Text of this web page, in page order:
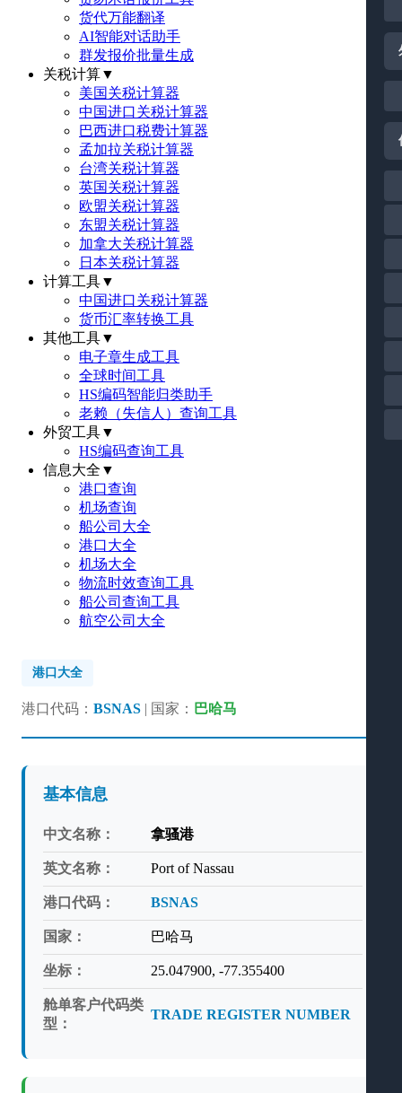
货代万能翻译
AI智能对话助手
群发报价批量生成
关税计算▼
美国关税计算器
中国进口关税计算器
巴西进口税费计算器
孟加拉关税计算器
台湾关税计算器
英国关税计算器
欧盟关税计算器
东盟关税计算器
加拿大关税计算器
日本关税计算器
计算工具▼
中国进口关税计算器
货币汇率转换工具
其他工具▼
电子章生成工具
全球时间工具
HS编码智能归类助手
老赖（失信人）查询工具
外贸工具▼
HS编码查询工具
信息大全 ▼
港口查询
机场查询
船公司大全
港口大全
机场大全
物流时效查询工具
船公司查询工具
航空公司大全
港口大全
港口代码： BSNAS | 国家： 巴哈马
基本信息
中文名称： 拿骚港
英文名称： Port of Nassau
港口代码： BSNAS
国家： 巴哈马
坐标： 25.047900, -77.355400
舱单客户代码类
型：
TRADE REGISTER NUMBER